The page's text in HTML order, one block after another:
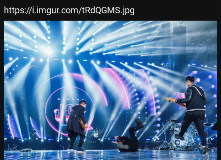
https://i.imgur.com/tRdQGMS.jpg